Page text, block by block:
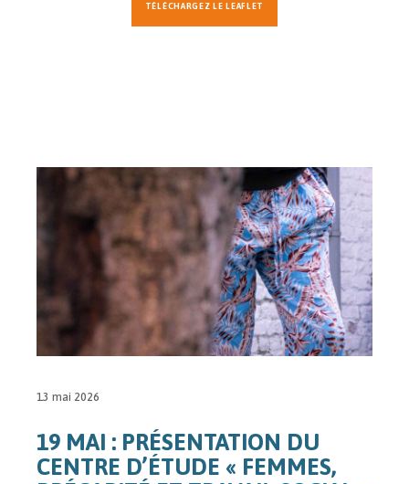
TÉLÉCHARGEZ LE LEAFLET
13 mai 2026
19 MAI : PRÉSENTATION DU
CENTRE D’ÉTUDE « FEMMES,